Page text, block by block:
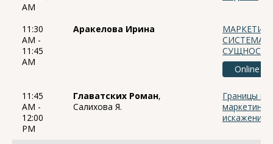
AM
11:30
AM -
11:45
AM
Аракелова Ирина
СИСТЕМА
СУЩНОСТЬ
Online
11:45
AM -
12:00
PM
Главатских Роман,
Салихова Я.
Границы
искажения